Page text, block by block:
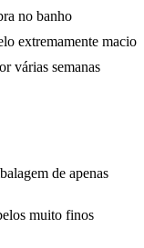
no banho
extremamente macio
várias semanas
de apenas
muito finos